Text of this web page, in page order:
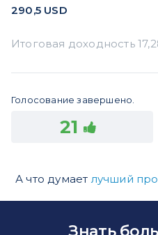
290,5 USD
Голосование завершено.
21
А что думает лучший
Знать